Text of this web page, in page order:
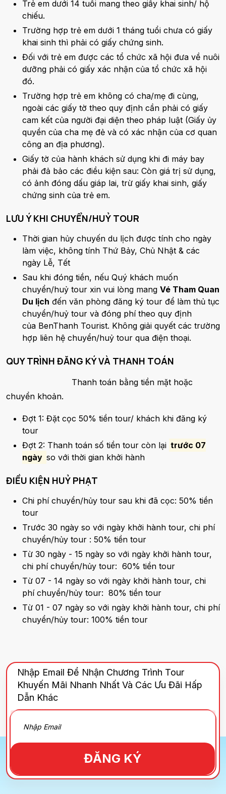
Trẻ em dưới 14 tuổi mang theo giấy khai sinh/ hộ
chiếu.
Trường hợp trẻ em dưới 1 tháng tuổi chưa có giấy
khai sinh thì phải có giấy chứng sinh.
Đối với trẻ em được các tổ chức xã hội đưa về nuôi
dưỡng phải có giấy xác nhận của tổ chức xã hội
đó.
Trường hợp trẻ em không có cha/mẹ đi cùng,
ngoài các giấy tờ theo quy định cần phải có giấy
cam kết của người đại diện theo pháp luật (Giấy ủy
quyền của cha mẹ đẻ và có xác nhận của cơ quan
công an địa phương).
Giấy tờ của hành khách sử dụng khi đi máy bay
phải đả bảo các điều kiện sau: Còn giá trị sử dụng,
có ảnh đóng dấu giáp lai, trừ giấy khai sinh, giấy
chứng sinh của trẻ em.
LƯU Ý KHI CHUYỂN/HUỶ TOUR
Thời gian hủy chuyến du lịch được tính cho ngày
làm việc, không tính Thứ Bảy, Chủ Nhật & các
ngày Lễ, Tết
Sau khi đóng tiền, nếu Quý khách muốn
chuyển/huỷ tour xin vui lòng mang Vé Tham Quan
Du lịch đến văn phòng đăng ký tour để làm thủ tục
chuyển/huỷ tour và đóng phí theo quy định
của BenThanh Tourist. Không giải quyết các trường
hợp liên hệ chuyển/huỷ tour qua điện thoại.
QUY TRÌNH ĐĂNG KÝ VÀ THANH TOÁN
Thanh toán bằng tiền mặt hoặc
chuyển khoản.
Đợt 1: Đặt cọc 50% tiền tour/ khách khi đăng ký
tour
Đợt 2: Thanh toán số tiền tour còn lại trước 07
ngày so với thời gian khởi hành
ĐIỀU KIỆN HUỶ PHẠT
Chi phí chuyển/hủy tour sau khi đã cọc: 50% tiền
tour
Trước 30 ngày so với ngày khởi hành tour, chi phí
chuyển/hủy tour : 50% tiền tour
Từ 30 ngày - 15 ngày so với ngày khởi hành tour,
chi phí chuyển/hủy tour: 60% tiền tour
Từ 07 - 14 ngày so với ngày khởi hành tour, chi
phí chuyển/hủy tour: 80% tiền tour
Từ 01 - 07 ngày so với ngày khởi hành tour, chi phí
chuyển/hủy tour: 100% tiền tour
Nhập Email Để Nhận Chương Trình Tour
Khuyến Mãi Nhanh Nhất Và Các Ưu Đãi Hấp
Dẫn Khác
ĐĂNG KÝ